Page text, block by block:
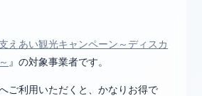
えあい観光キャンペーン～ディスカ
』の対象事業者です。
ご利用いただくと、かなりお得で